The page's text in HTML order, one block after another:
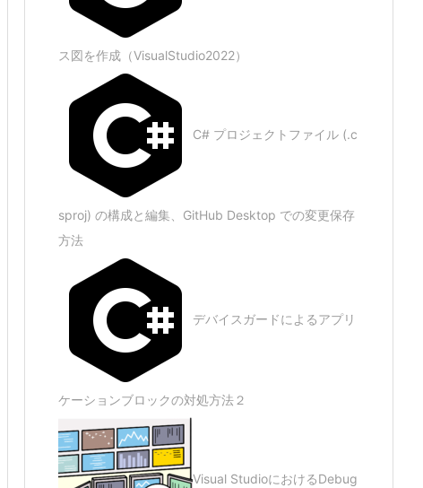
ス図を作成（VisualStudio2022）
C# プロジェクトファイル (.c
sproj) の構成と編集、GitHub Desktop での変更保存
方法
デバイスガードによるアプリ
ケーションブロックの対処方法２
Visual StudioにおけるDebug